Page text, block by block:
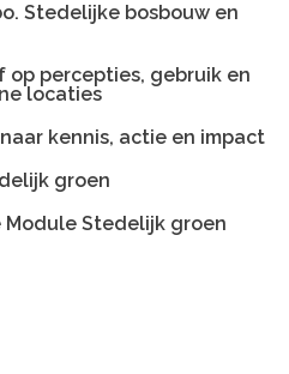
Stedelijke bosbouw en
op percepties, gebruik en
locaties
kennis, actie en impact
groen
Stedelijk groen